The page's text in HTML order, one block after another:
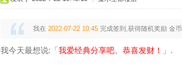
我在 2022-07-22 10:45 完成签到,获得随机奖励 金币
我今天最想说:「 我爱经典分享吧、恭喜发财！ 」.